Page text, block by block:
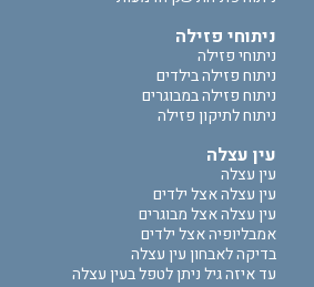
ניתוחי פזילה
ניתוחי פזילה
ניתוח פזילה בילדים
ניתוח פזילה במבוגרים
ניתוח לתיקון פזילה
עין עצלה
עין עצלה
עין עצלה אצל ילדים
עין עצלה אצל מבוגרים
אמבליופיה אצל ילדים
בדיקה לאבחון עין עצלה
עד איזה גיל ניתן לטפל בעין עצלה